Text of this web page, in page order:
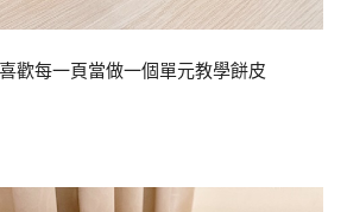
歡每一頁當做一個單元教學餅皮